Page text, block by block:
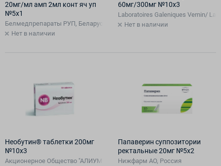
20мг/мл амп 2мл конт яч уп
№5х1
Белмедпрепараты РУП, Беларусь
Нет в наличии
60мг/300мг №10х3
Laboratoires Galeniques Vernin/
Нет в наличии
Необутин® таблетки 200мг
№10х3
Акционерное Общество "АЛИУМ", Россия
Папаверин суппозитории
ректальные 20мг №5х2
Нижфарм АО, Россия